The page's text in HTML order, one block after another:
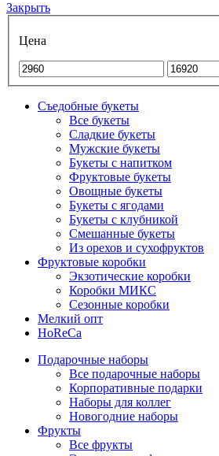
Закрыть
Цена
Съедобные букеты
Все букеты
Сладкие букеты
Мужские букеты
Букеты с напитком
Фруктовые букеты
Овощные букеты
Букеты с ягодами
Букеты с клубникой
Смешанные букеты
Из орехов и сухофруктов
Фруктовые коробки
Экзотические коробки
Коробки МИКС
Сезонные коробки
Мелкий опт
HoReCa
Подарочные наборы
Все подарочные наборы
Корпоративные подарки
Наборы для коллег
Новогодние наборы
Фрукты
Все фрукты